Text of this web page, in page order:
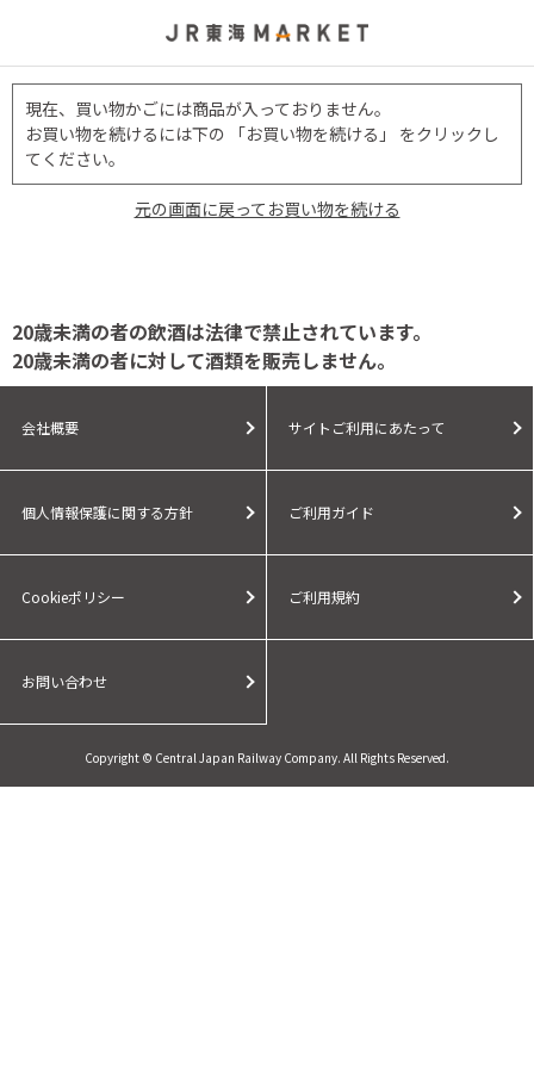
現在、買い物かごには商品が入っておりません。
お買い物を続けるには下の 「お買い物を続ける」 をクリックし
てください。
元の画面に戻ってお買い物を続ける
20歳未満の者の飲酒は法律で禁止されています。
20歳未満の者に対して酒類を販売しません。
会社概要 サイトご利用にあたって
個人情報保護に関する方針 ご利用ガイド
Cookieポリシー ご利用規約
お問い合わせ
Copyright © Central Japan Railway Company. All Rights Reserved.